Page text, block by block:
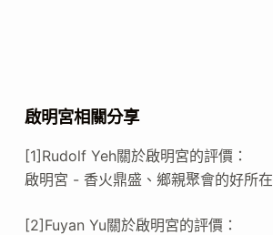
啟明宮相關分享
[1]Rudolf Yeh關於啟明宮的評價：
啟明宮 - 香火鼎盛、鄉親聚會的好所在
[2]Fuyan Yu關於啟明宮的評價：